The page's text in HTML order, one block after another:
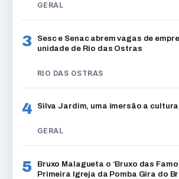
GERAL
3
Sesc e Senac abrem vagas de
unidade de Rio das Ostras
RIO DAS OSTRAS
4 Silva Jardim, uma imersão a cultura
GERAL
5
Bruxo Malagueta o ‘Bruxo das
Primeira Igreja da Pomba Gira do